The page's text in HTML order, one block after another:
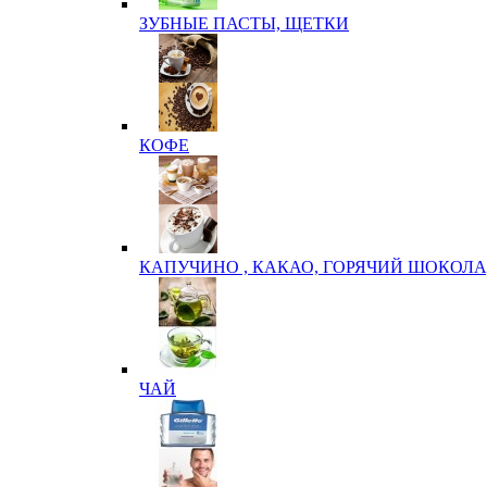
ЗУБНЫЕ ПАСТЫ, ЩЕТКИ
КОФЕ
КАПУЧИНО , КАКАО, ГОРЯЧИЙ
ЧАЙ